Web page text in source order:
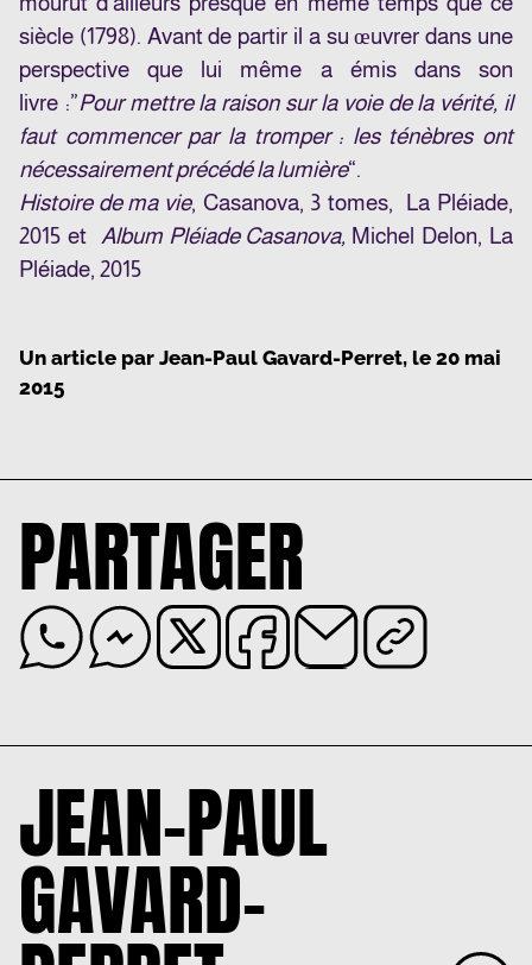
siècle (1798). Avant de partir il a su œuvrer dans une
perspective que lui même a émis dans son
livre :”Pour mettre la raison sur la voie de la vérité, il
faut commencer par la tromper : les ténèbres ont
nécessairement précédé la lumière“.
Histoire de ma vie, Casanova, 3 tomes, La Pléiade,
2015 et Album Pléiade Casanova, Michel Delon, La
Pléiade, 2015
Un article par Jean-Paul Gavard-Perret, le 20 mai
2015
PARTAGER
JEAN-PAUL
GAVARD-